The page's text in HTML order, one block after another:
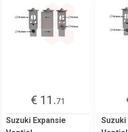
€ 11.71
Suzuki Expansie
Suzuki